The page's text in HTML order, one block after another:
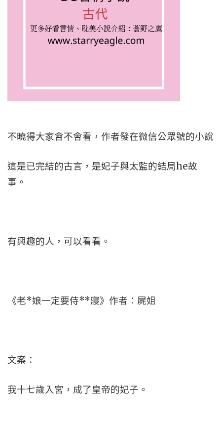
不曉得大家會不會看，作者發在微信公眾號的小說
這是已完結的古言，是妃子與太監的結局he故
事。
有興趣的人，可以看看。
《老*娘一定要侍**寢》作者：屍姐
文案：
我十七歲入宮，成了皇帝的妃子。